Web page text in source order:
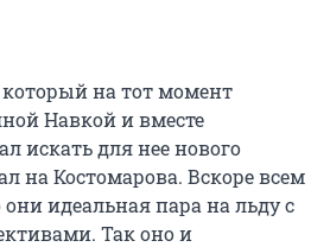
на тот момент
Навкой и вместе
искать для нее нового
на Костомарова. Вскоре всем
идеальная пара на льду с
Так оно и